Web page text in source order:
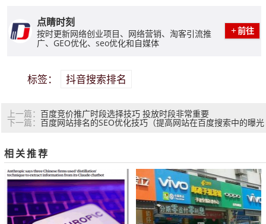
点睛时刻
按时更新网络创业项目、网络营销、淘客引流推
广、GEO优化、seo优化和自媒体
前往
标签： 抖音搜索排名
上一篇： 百度竞价推广时段选择技巧 投放时段非常重要
下一篇： 百度网站排名的SEO优化技巧（提高网站在百度搜索中的曝光
相关推荐